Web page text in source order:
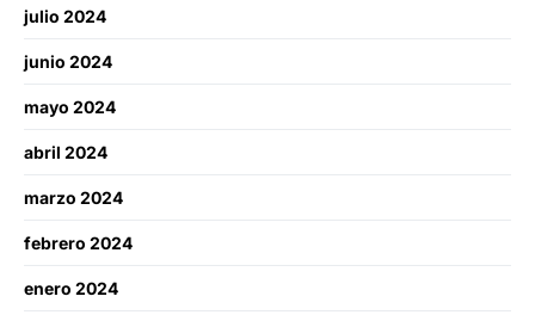
julio 2024
junio 2024
mayo 2024
abril 2024
marzo 2024
febrero 2024
enero 2024